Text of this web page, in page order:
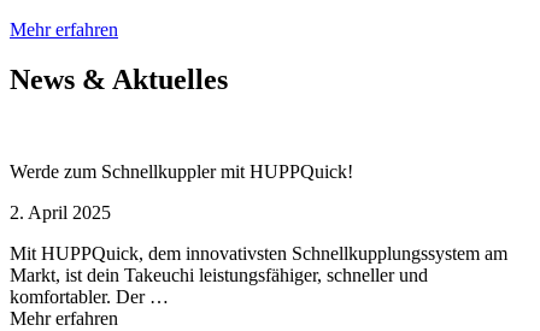
Mehr erfahren
News & Aktuelles
Werde zum Schnellkuppler mit HUPPQuick!
2. April 2025
Mit HUPPQuick, dem innovativsten Schnell­kupplungs­system am
Markt, ist dein Takeuchi leistungsfähiger, schneller und
komfortabler. Der …
Mehr erfahren